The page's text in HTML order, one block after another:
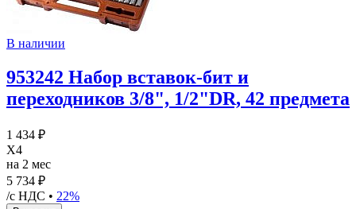
В наличии
953242 Набор вставок-бит и
переходников 3/8", 1/2"DR, 42 предмета
1 434 ₽
X4
на 2 мес
5 734 ₽
/с НДС • 22%